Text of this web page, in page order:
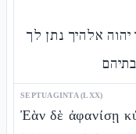
יהוה אלהיך נתן לך
SEPTUAGINTA (LXX)
Ἐὰν δὲ ἀφανίσῃ